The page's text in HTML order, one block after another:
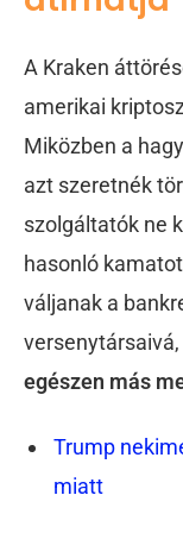
A Kraken
amerikai
Miközben a
azt szeretnék
szolgáltatók ne
hasonló
váljanak a
versenytársaivá,
egészen más
Trump
miatt